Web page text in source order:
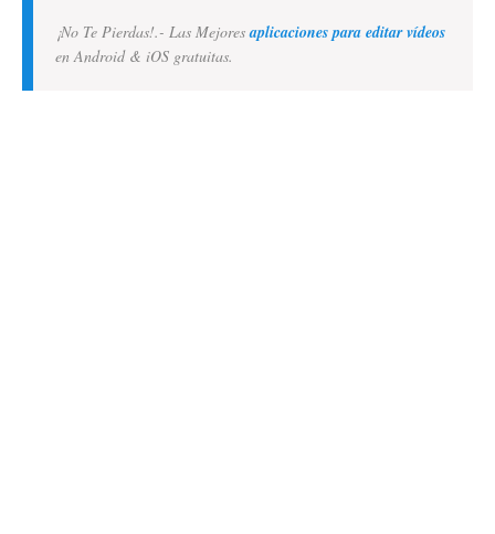
¡No Te Pierdas!.- Las Mejoresaplicaciones para editar vídeos
en Android & iOS gratuitas.